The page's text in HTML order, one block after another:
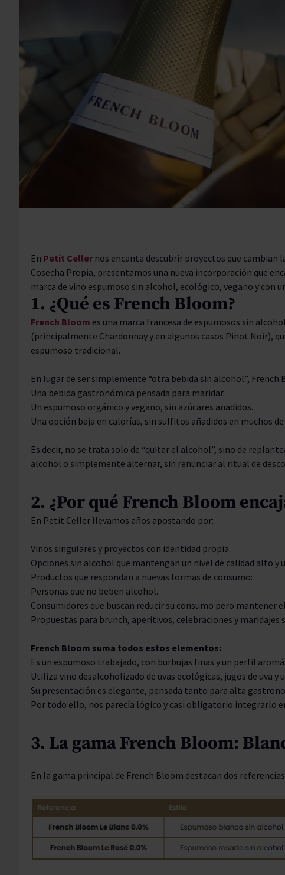
Moët Chandon
Torres Brandy
Padró & Co
Torres Brandy
Torres
En Petit Celler nos encanta descubrir proyectos que cambian
Cosecha Propia, presentamos una nueva incorporación que
marca de vino espumoso sin alcohol, ecológico, vegano y con
1. ¿Qué es French Bloom?
French Bloom es una marca francesa de espumosos sin
(principalmente Chardonnay y en algunos casos Pinot Noir),
espumoso tradicional.
En lugar de ser simplemente “otra bebida sin alcohol”, French
Una bebida gastronómica pensada para maridar.
Un espumoso orgánico y vegano, sin azúcares añadidos.
Una opción baja en calorías, sin sulfitos añadidos en muchos
Es decir, no se trata solo de “quitar el alcohol”, sino de
alcohol o simplemente alternar, sin renunciar al ritual de
2. ¿Por qué French Bloom
En Petit Celler llevamos años apostando por:
Vinos singulares y proyectos con identidad propia.
Opciones sin alcohol que mantengan un nivel de calidad alto
Productos que respondan a nuevas formas de consumo:
Personas que no beben alcohol.
Consumidores que buscan reducir su consumo pero mantener
Propuestas para brunch, aperitivos, celebraciones y maridajes
French Bloom suma todos estos elementos:
Es un espumoso trabajado, con burbujas finas y un perfil
Utiliza vino desalcoholizado de uvas ecológicas, jugos de uva y
Su presentación es elegante, pensada tanto para alta
Por todo ello, nos parecía lógico y casi obligatorio integrarlo
3. La gama French Bloom:
En la gama principal de French Bloom destacan dos